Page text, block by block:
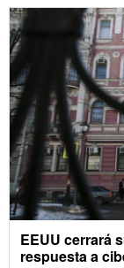
EEUU cerrará
respuesta a